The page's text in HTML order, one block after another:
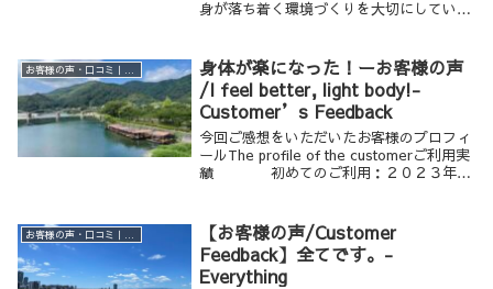
身が落ち着く環境づくりを大切にしている
身体が楽になった！ーお客様の声
/I feel better, light body!-
Customer’s Feedback
今回ご感想をいただいたお客様のプロフィ
ールThe profile of the customerご利用実
績 初めてのご利用：２０２３年年
ンズスウィート（アロ...
【お客様の声/Customer
Feedback】全てです。-
Everything